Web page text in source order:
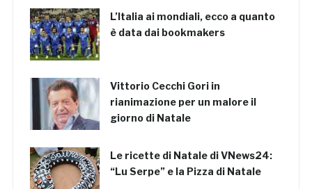
L’Italia ai mondiali, ecco a quanto
è data dai bookmakers
Vittorio Cecchi Gori in
rianimazione per un malore il
giorno di Natale
Le ricette di Natale di VNews24:
“Lu Serpe” e la Pizza di Natale